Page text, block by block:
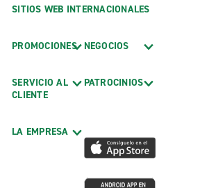
SITIOS WEB INTERNACIONALES
PROMOCIONES
SERVICIO AL
CLIENTE
LA EMPRESA
NEGOCIOS
PATROCINIOS